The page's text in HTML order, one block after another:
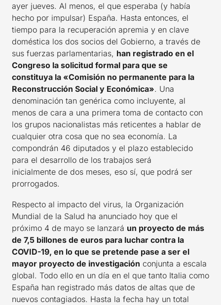
ayer jueves. Al menos, el que esperaba (y había
hecho por impulsar) España. Hasta entonces, el
tiempo para la recuperación apremia y en clave
doméstica los dos socios del Gobierno, a través de
sus fuerzas parlamentarias, han registrado en el
Congreso la solicitud formal para que se
constituya la «Comisión no permanente para la
Reconstrucción Social y Económica». Una
denominación tan genérica como incluyente, al
menos de cara a una primera toma de contacto con
los grupos nacionalistas más reticentes a hablar de
cualquier otra cosa que no sea economía. La
compondrán 46 diputados y el plazo establecido
para el desarrollo de los trabajos será
inicialmente de dos meses, eso sí, que podrá ser
prorrogados.
Respecto al impacto del virus, la Organización
Mundial de la Salud ha anunciado hoy que el
próximo 4 de mayo se lanzará un proyecto de más
de 7,5 billones de euros para luchar contra la
COVID-19, en lo que se pretende pase a ser el
mayor proyecto de investigación conjunta a escala
global. Todo ello en un día en el que tanto Italia como
España han registrado más datos de altas que de
nuevos contagiados. Hasta la fecha hay un total